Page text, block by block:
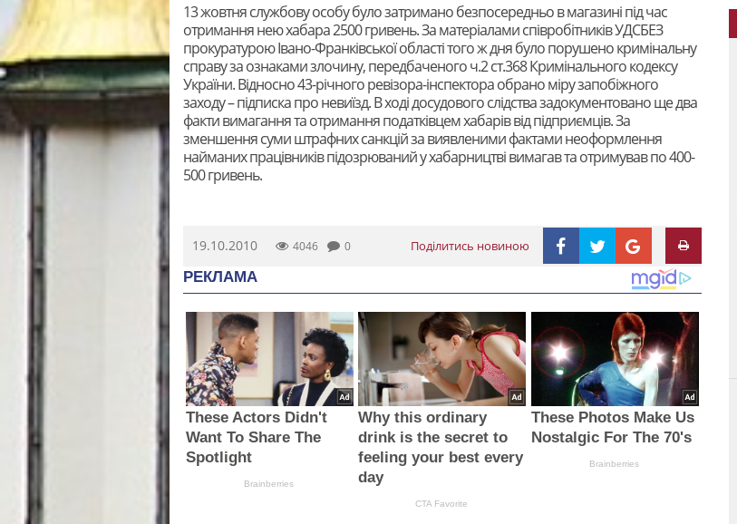
13 жовтня службову особу було затримано безпосередньо в магазині під час
отримання нею хабара 2500 гривень. За матеріалами співробітників УДСБЕЗ
прокуратурою Івано-Франківської області того ж дня було порушено кримінальну
справу за ознаками злочину, передбаченого ч.2 ст.368 Кримінального кодексу
України. Відносно 43-річного ревізора-інспектора обрано міру запобіжного
заходу – підписка про невиїзд. В ході досудового слідства задокументовано ще два
факти вимагання та отримання податківцем хабарів від підприємців. За
зменшення суми штрафних санкцій за виявленими фактами неоформлення
найманих працівників підозрюваний у хабарництві вимагав та отримував по 400-
500 гривень.
19.10.2010 4046 0 Поділитись новиною
РЕКЛАМА
These Actors Didn't
Want To Share The
Spotlight
Brainberries
Why this ordinary
drink is the secret to
feeling your best every
day
CTA Favorite
These Photos Make Us
Nostalgic For The 70's
Brainberries